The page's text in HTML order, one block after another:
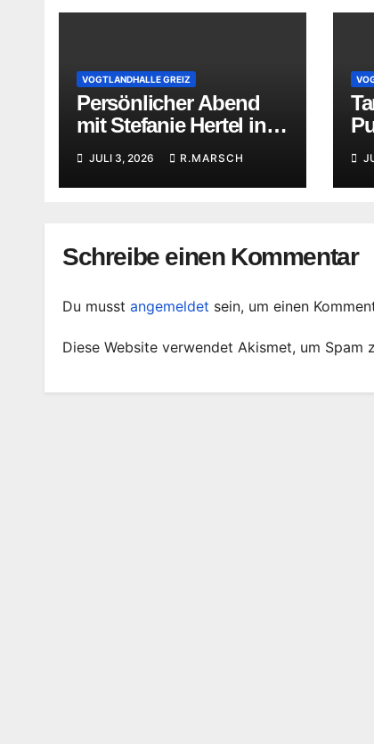
VOGTLANDHALLE GREIZ
Persönlicher Abend
mit Stefanie Hertel in
Greiz
JULI 3, 2026 R.MARSCH
Schreibe einen Kommentar
Du musst angemeldet sein, um einen
Diese Website verwendet Akismet, um Spam